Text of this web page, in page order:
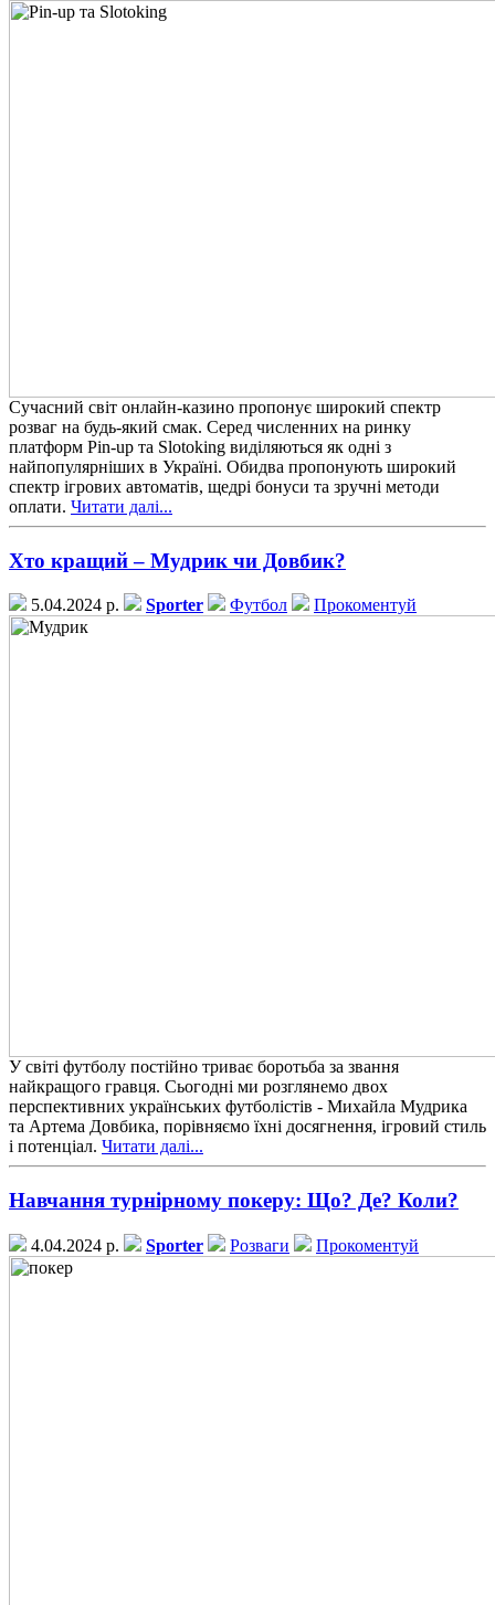
Сучасний світ онлайн-казино пропонує широкий спектр
розваг на будь-який смак. Серед численних на ринку
платформ Pin-up та Slotoking виділяються як одні з
найпопулярніших в Україні. Обидва пропонують широкий
спектр ігрових автоматів, щедрі бонуси та зручні методи
оплати. Читати далі...
Хто кращий – Мудрик чи Довбик?
5.04.2024 р. Sporter Футбол Прокоментуй
У світі футболу постійно триває боротьба за звання
найкращого гравця. Сьогодні ми розглянемо двох
перспективних українських футболістів - Михайла Мудрика
та Артема Довбика, порівняємо їхні досягнення, ігровий стиль
і потенціал. Читати далі...
Навчання турнірному покеру: Що? Де? Коли?
4.04.2024 р. Sporter Розваги Прокоментуй